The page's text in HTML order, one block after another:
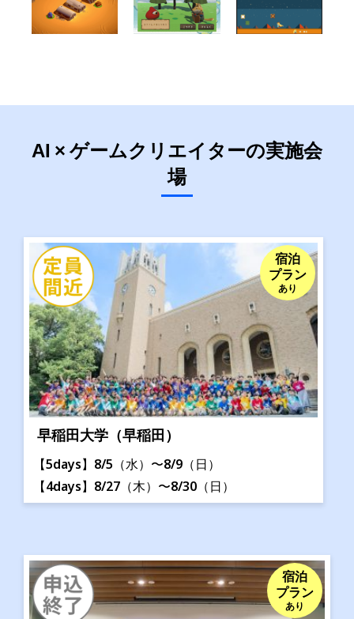
AI × ゲームクリエイターの実施会
場
早稲田大学（早稲田）
宿泊
プラン
あり
【5days】8/5（水）〜8/9（日）
【4days】8/27（木）〜8/30（日）
宿泊
プラン
あり